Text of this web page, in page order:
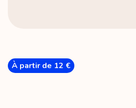
À partir de 12 €